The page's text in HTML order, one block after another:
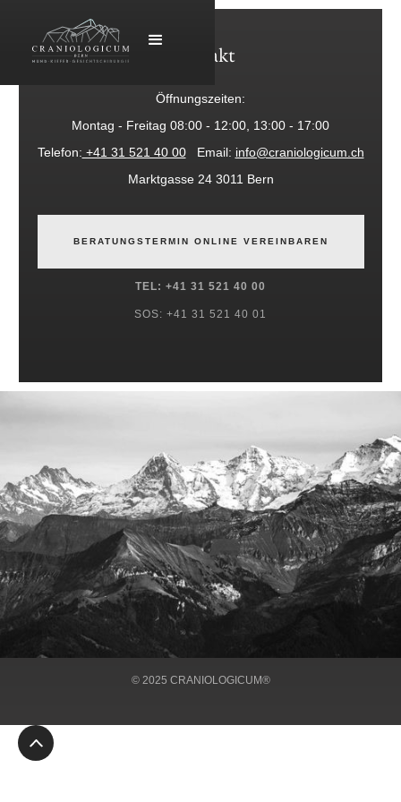
Kontakt
Öffnungszeiten:
Montag - Freitag 08:00 - 12:00, 13:00 - 17:00
Telefon: +41 31 521 40 00Email: info@craniologicum.ch
Marktgasse 24 3011 Bern
BERATUNGSTERMIN ONLINE VEREINBAREN
TEL: +41 31 521 40 00
SOS: +41 31 521 40 01
ÜBER UNS
BEHANDLUNGEN
IMPRESSUM
KONTAKT
© 2025 CRANIOLOGICUM®